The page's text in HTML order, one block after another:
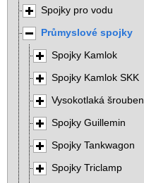
Spojky pro vodu
Průmyslové spojky
Spojky Kamlok
Spojky Kamlok SKK
Vysokotlaká
Spojky Guillemin
Spojky Tankwagon
Spojky Triclamp